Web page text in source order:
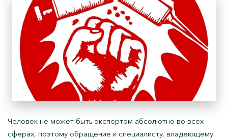
Человек не может быть экспертом абсолютно во всех
сферах, поэтому обращение к специалисту, владеющему